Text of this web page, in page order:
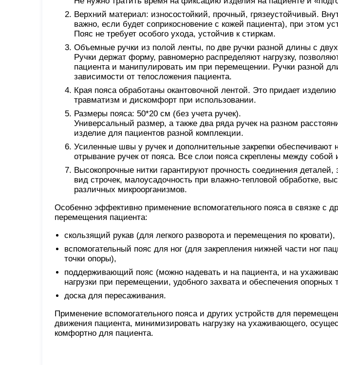
Верхний материал: износостойкий, прочный, грязеустойчивый.
важно, если будет соприкосновение с кожей пациента), при этом
Пояс не требует особого ухода, устойчив к стиркам.
Объемные ручки из полой ленты, по две ручки разной длины с
Ручки держат форму, равномерно распределяют нагрузку,
пациента и манипулировать им при перемещении. Ручки разной
зависимости от телосложения пациента.
Края пояса обработаны окантовочной лентой. Это придает
травматизм и дискомфорт при использовании.
Размеры пояса: 50*20 см (без учета ручек).
Универсальный размер, а также два ряда ручек на разном
изделие для пациентов разной комплекции.
Усиленные швы у ручек и дополнительные закрепки обеспечивают
отрывание ручек от пояса. Все слои пояса скреплены между собой
Высокопрочные нитки гарантируют прочность соединения
вид строчек, малоусадочность при влажно-тепловой обработке,
различных микроорганизмов.
Особенно эффективно применение вспомогательного пояса в связке с
перемещения пациента:
скользящий рукав (для легкого разворота и перемещения по кровати),
вспомогательный пояс для ног (для закрепления нижней части ног
точки опоры),
поддерживающий пояс (можно надевать и на пациента, и на
нагрузки при перемещении, удобного захвата и обеспечения опорных
доска для пересаживания.
Применение вспомогательного пояса и других устройств для
движения пациента, минимизировать нагрузку на ухаживающего,
комфортно для пациента.